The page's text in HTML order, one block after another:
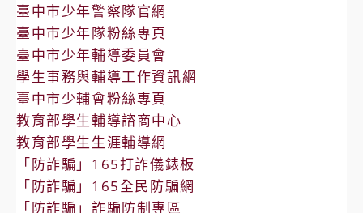
臺中市少年警察隊官網
臺中市少年隊粉絲專頁
臺中市少年輔導委員會
學生事務與輔導工作資訊網
臺中市少輔會粉絲專頁
教育部學生輔導諮商中心
教育部學生生涯輔導網
「防詐騙」165打詐儀錶板
「防詐騙」165全民防騙網
「防詐騙」詐騙防制專區